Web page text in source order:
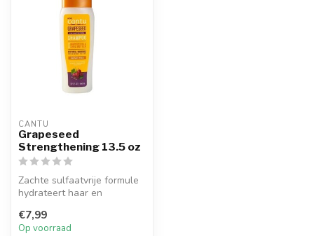
CANTU
Grapeseed
Strengthening 13.5 oz
Zachte sulfaatvrije formule
hydrateert haar en
vermi...
€7,99
Op voorraad